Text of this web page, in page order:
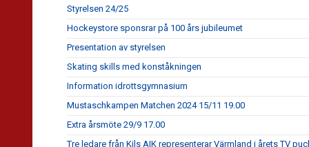
Styrelsen 24/25
Hockeystore sponsrar på 100 års jubileumet
Presentation av styrelsen
Skating skills med konståkningen
Information idrottsgymnasium
Mustaschkampen Matchen 2024 15/11 19.00
Extra årsmöte 29/9 17.00
Tre ledare från Kils AIK representerar Värmland i årets TV